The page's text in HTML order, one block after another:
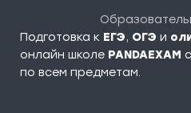
Подготовка к ЕГЭ, ОГЭ и
онлайн школе PANDAEXAM
по всем предметам.